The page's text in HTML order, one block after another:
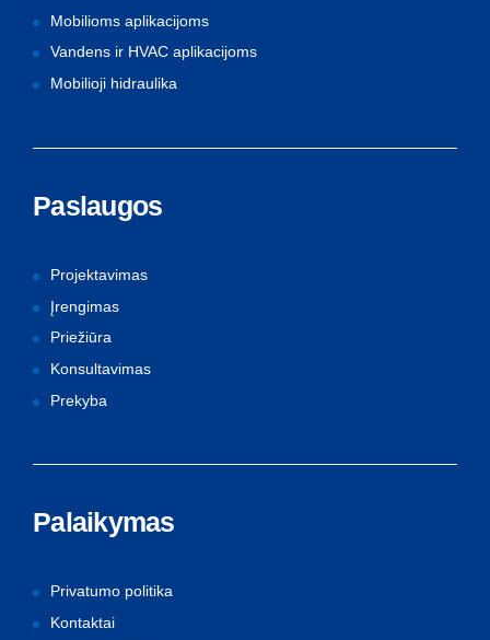
Mobilioms aplikacijoms
Vandens ir HVAC aplikacijoms
Mobilioji hidraulika
Paslaugos
Projektavimas
Įrengimas
Priežiūra
Konsultavimas
Prekyba
Palaikymas
Privatumo politika
Kontaktai